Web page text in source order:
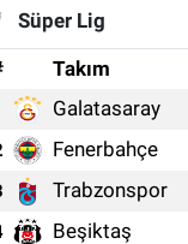
Süper Lig
Takım
Galatasaray
Fenerbahçe
Trabzonspor
Beşiktaş